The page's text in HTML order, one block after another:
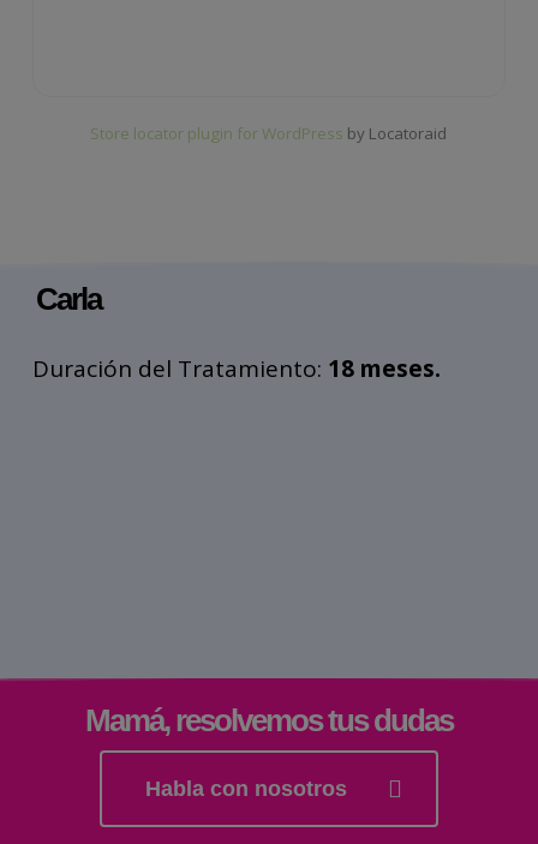
Store locator plugin for WordPress by Locatoraid
Carla
Duración del Tratamiento: 18 meses.
Mamá, resolvemos tus dudas
Habla con nosotros